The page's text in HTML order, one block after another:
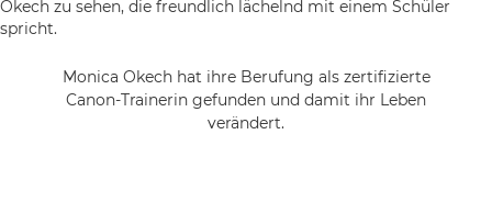
Monica Okech hat ihre Berufung als zertifizierte
Canon-Trainerin gefunden und damit ihr Leben
verändert.